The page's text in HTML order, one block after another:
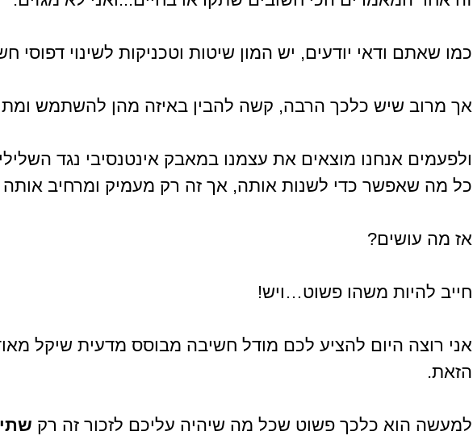
כמו שאתם ודאי יודעים, יש המון שיטות וטכניקות לשינוי דפוסי
אך מרוב שיש כלכך הרבה, קשה להבין באיזה מהן להשתמש
ולפעמים אנחנו מוצאים את עצמנו במאבק אינטנסיבי נגד
כל מה שאפשר כדי לשנות אותה, אך זה רק מעמיק ומרחיב אותה
אז מה עושים?
חייב להיות משהו פשוט…ויש!
אני רוצה היום להציע לכם מודל חשיבה מבוסס מדעית שיקל
הזאת.
למעשה הוא כלכך פשוט שכל מה שיהיה עליכם לזכור זה רק